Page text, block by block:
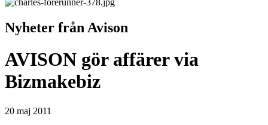
Nyheter från Avison
AVISON gör affärer via
Bizmakebiz
20 maj 2011